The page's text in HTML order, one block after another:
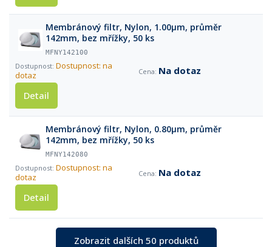
Membránový filtr, Nylon, 1.00µm, průměr
142mm, bez mřížky, 50 ks
MFNY142100
Dostupnost: na
dotaz
Na dotaz
Detail
Membránový filtr, Nylon, 0.80µm, průměr
142mm, bez mřížky, 50 ks
MFNY142080
Dostupnost: na
dotaz
Na dotaz
Detail
Zobrazit dalších 50 produktů